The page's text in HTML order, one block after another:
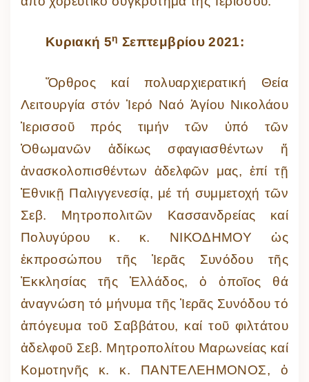
Κυριακή 5η Σεπτεμβρίου 2021:
Ὄρθρος καί πολυαρχιερατική Θεία
Λειτουργία στόν Ἱερό Ναό Ἁγίου Νικολάου
Ἱερισσοῦ πρός τιμήν τῶν ὑπό τῶν
Ὀθωμανῶν ἀδίκως σφαγιασθέντων ἤ
ἀνασκολοπισθέντων ἀδελφῶν μας, ἐπί τῇ
Ἐθνικῇ Παλιγγενεσίᾳ, μέ τή συμμετοχή τῶν
Σεβ. Μητροπολιτῶν Κασσανδρείας καί
Πολυγύρου κ. κ. ΝΙΚΟΔΗΜΟΥ ὡς
ἐκπροσώπου τῆς Ἱερᾶς Συνόδου τῆς
Ἐκκλησίας τῆς Ἑλλάδος, ὁ ὁποῖος θά
ἀναγνώση τό μήνυμα τῆς Ἱερᾶς Συνόδου τό
ἀπόγευμα τοῦ Σαββάτου, καί τοῦ φιλτάτου
ἀδελφοῦ Σεβ. Μητροπολίτου Μαρωνείας καί
Κομοτηνῆς κ. κ. ΠΑΝΤΕΛΕΗΜΟΝΟΣ, ὁ